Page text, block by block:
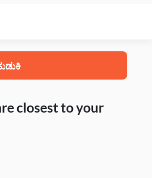
closest to your